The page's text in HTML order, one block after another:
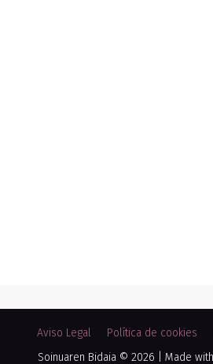
Aviso Legal Política de cookies
Soinuaren Bidaia © 2026 | Made with